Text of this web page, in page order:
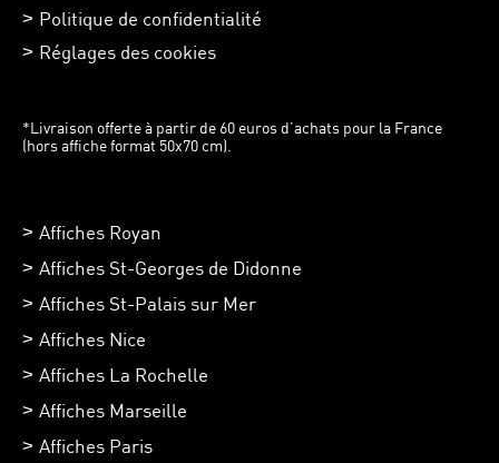
Politique de confidentialité
Réglages des cookies
*Livraison offerte à partir de 60 euros d’achats pour la France
(hors affiche format 50x70 cm).
Affiches Royan
Affiches St-Georges de Didonne
Affiches St-Palais sur Mer
Affiches Nice
Affiches La Rochelle
Affiches Marseille
Affiches Paris